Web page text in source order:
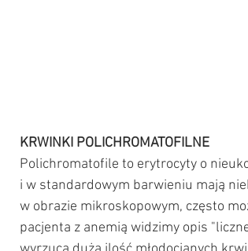
KRWINKI POLICHROMATOFILNE
Polichromatofile to erytrocyty o
i w standardowym barwieniu mają
w obrazie mikroskopowym, często
pacjenta z anemią widzimy opis